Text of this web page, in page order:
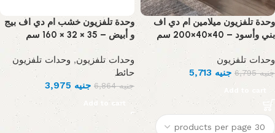
وحدة تلفزيون ميلامين ام دي اف
بني وأسود – 40×40×200 سم
وحدات تلفزيون
جنيه6,795 جنيه
Add to cart
وحدة تلفزيون خشب ام دي اف بيج
و أبيض – 35 × 32 × 160 سم
وحدات تلفزيون, وحدات تلفزيون
حائط
جنيه6,864 جنيه
Add to cart